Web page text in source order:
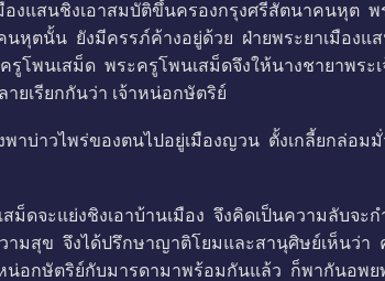
สนชิงเอาสมบัติขึ้นครองกรุงศรีสัตนาคนหุต พร
หุตนั้น ยังมีครรภ์ค้างอยู่ด้วย ฝ่ายพระยาเมืองแ
โพนเสม็ด พระครูโพนเสม็ดจึงให้นางชายาพร
เรียกกันว่า เจ้าหน่อกษัตริย์
าวไพร่ของตนไปอยู่เมืองญวน ตั้งเกลี้ยกล่อม
ะแย่งชิงเอาบ้านเมือง จึงคิดเป็นความลับจะก
มสุข จึงได้ปรึกษาญาติโยมและสานุศิษย์เห็นว่า
อกษัตริย์กับมารดามาพร้อมกันแล้ว ก็พากันอพ